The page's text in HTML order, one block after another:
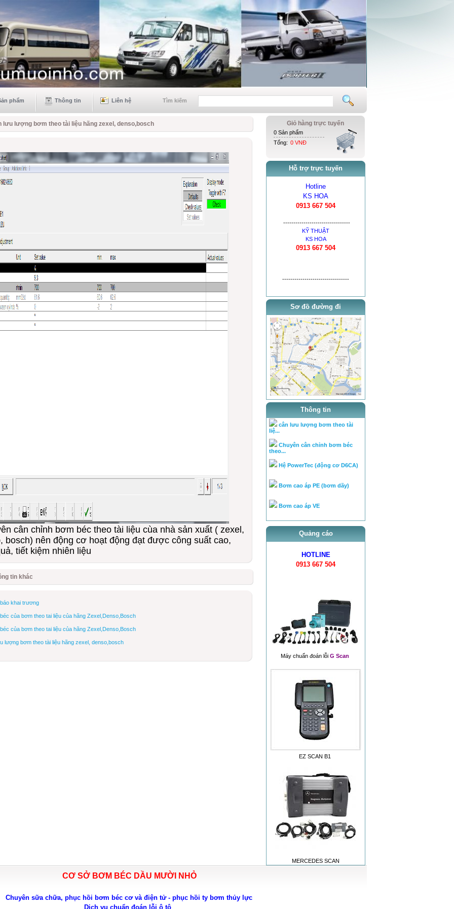
phẩm Thông tin Liên hệ Tìm kiếm
lưu lượng bơm theo tài liệu hãng zexel, denso,bosch
cân chỉnh bơm béc theo tài liệu cùa nhà sản xuất ( zexel,
bosch) nên động cơ hoạt động đạt được công suất cao,
tiết kiệm nhiên liệu
tin khác
khai trương
của bơm theo tai liệu của hãng Zexel,Denso,Bosch
của bơm theo tai liệu của hãng Zexel,Denso,Bosch
lượng bơm theo tài liệu hãng zexel, denso,bosch
Giỏ hàng trực tuyến
0 Sản phẩm
Tổng: 0 VNĐ
Hỗ trợ trực tuyến
Hotline
KS HOA
0913 667 504
---------------------------------
KỸ THUẬT
KS HOA
0913 667 504
---------------------------------
Sơ đồ đường đi
Thông tin
thông báo khai trương
tra ty, béc của bơm theo tai l...
tra ty, béc của bơm theo tai l...
cân lưu lượng bơm theo tài
liệ...
Chuyên cân chỉnh bơm béc
theo...
Hệ PowerTec (động cơ D6CA)
fu...
van điều áp trên ống rail
Quảng cáo
HOTLINE
0913 667 504
Máy chuẩn đoán lỗi G Scan
EZ SCAN B1
MERCEDES SCAN
CƠ SỞ BƠM BÉC DẦU MƯỜI NHỎ
Chuyên sữa chữa, phục hồi bơm béc cơ và điện tử - phục hồi ty bơm thủy lực
Dịch vụ chuẩn đoán lỗi ô tô